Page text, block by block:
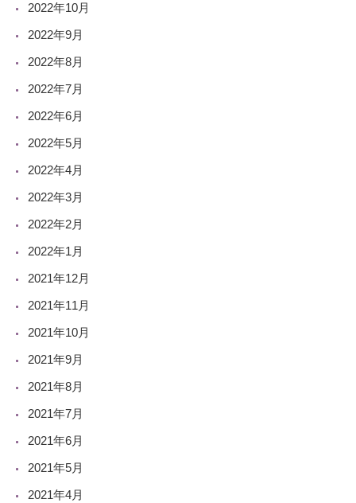
2022年10月
2022年9月
2022年8月
2022年7月
2022年6月
2022年5月
2022年4月
2022年3月
2022年2月
2022年1月
2021年12月
2021年11月
2021年10月
2021年9月
2021年8月
2021年7月
2021年6月
2021年5月
2021年4月